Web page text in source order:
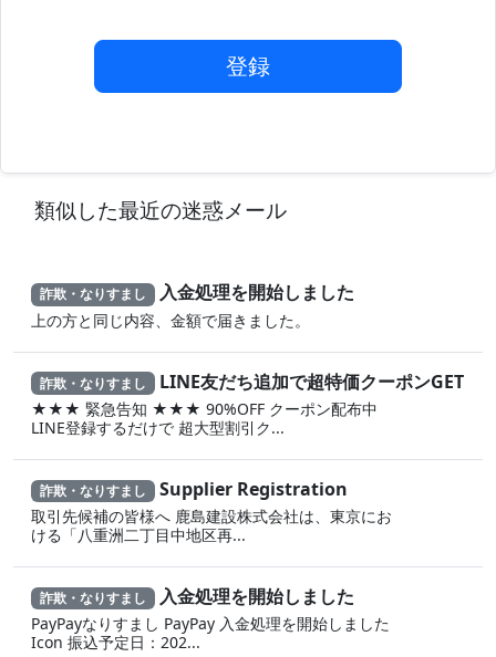
登録
類似した最近の迷惑メール
詐欺・なりすまし 入金処理を開始しました
上の方と同じ内容、金額で届きました。
詐欺・なりすまし LINE友だち追加で超特価クーポンGET
★★★ 緊急告知 ★★★ 90%OFF クーポン配布中
LINE登録するだけで 超大型割引ク...
詐欺・なりすまし Supplier Registration
取引先候補の皆様へ 鹿島建設株式会社は、東京にお
ける「八重洲二丁目中地区再...
詐欺・なりすまし 入金処理を開始しました
PayPayなりすまし PayPay 入金処理を開始しました
Icon 振込予定日：202...